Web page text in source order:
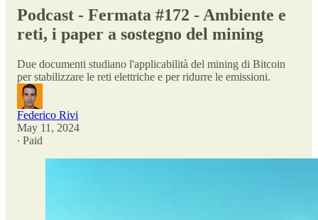
Podcast - Fermata #172 - Ambiente e
reti, i paper a sostegno del mining
Due documenti studiano l'applicabilità del mining di Bitcoin
per stabilizzare le reti elettriche e per ridurre le emissioni.
Federico Rivi
May 11, 2024
∙ Paid